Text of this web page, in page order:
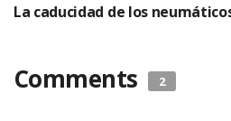
La caducidad de los
Comments 2